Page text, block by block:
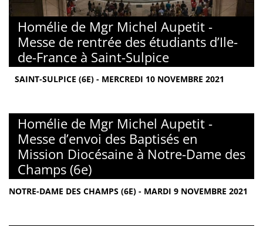
Homélie de Mgr Michel Aupetit -
Messe de rentrée des étudiants d’Ile-
de-France à Saint-Sulpice
SAINT-SULPICE (6E) - MERCREDI 10 NOVEMBRE 2021
Homélie de Mgr Michel Aupetit -
Messe d’envoi des Baptisés en
Mission Diocésaine à Notre-Dame des
Champs (6e)
NOTRE-DAME DES CHAMPS (6E) - MARDI 9 NOVEMBRE 2021